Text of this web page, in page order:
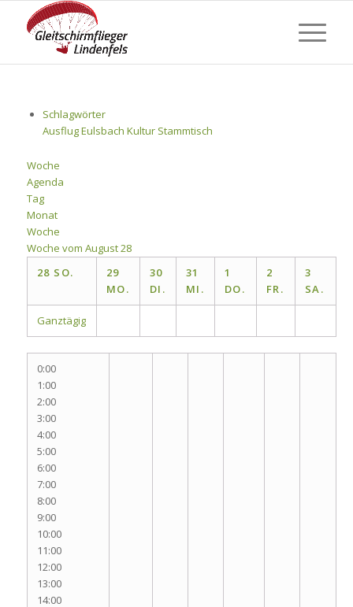
Schlagwörter
AusflugEulsbach Kultur Stammtisch
Woche
Agenda
Tag
Monat
Woche
Woche vom August 28
28 SO.
29
MO.
30
DI.
31
MI.
1
DO.
2
FR.
3
SA.
Ganztägig
0:00
1:00
2:00
3:00
4:00
5:00
6:00
7:00
8:00
9:00
10:00
11:00
12:00
13:00
14:00